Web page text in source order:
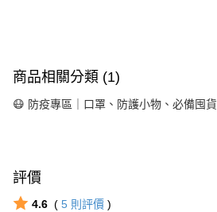
商品相關分類 (1)
😷 防疫專區｜口罩、防護小物、必備囤貨
評價
4.6 ( 5 則評價 )